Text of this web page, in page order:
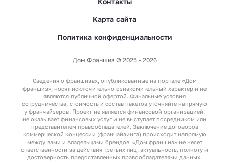
Карта сайта
Политика конфиденциальности
Дом Франшиз © 2025 - 2026